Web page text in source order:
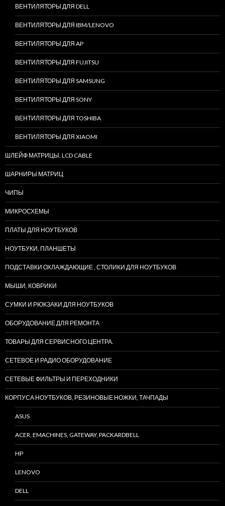
ВЕНТИЛЯТОРЫ ДЛЯ DELL
ВЕНТИЛЯТОРЫ ДЛЯ IBM/LENOVO
ВЕНТИЛЯТОРЫ ДЛЯ AP
ВЕНТИЛЯТОРЫ ДЛЯ FUJITSU
ВЕНТИЛЯТОРЫ ДЛЯ SAMSUNG
ВЕНТИЛЯТОРЫ ДЛЯ SONY
ВЕНТИЛЯТОРЫ ДЛЯ TOSHIBA
ВЕНТИЛЯТОРЫ ДЛЯ XIAOMI
ШЛЕЙФ МАТРИЦЫ, LCD CABLE
ШАРНИРЫ МАТРИЦ
ЧИПЫ
МИКРОСХЕМЫ
ПЛАТЫ ДЛЯ НОУТБУКОВ
НОУТБУКИ, ПЛАНШЕТЫ
ПОДСТАВКИ ОХЛАЖДАЮЩИЕ , СТОЛИКИ ДЛЯ НОУТБУКОВ
МЫШИ, КОВРИКИ
СУМКИ И РЮКЗАКИ ДЛЯ НОУТБУКОВ
ОБОРУДОВАНИЕ ДЛЯ РЕМОНТА
ТОВАРЫ ДЛЯ СЕРВИСНОГО ЦЕНТРА.
СЕТЕВОЕ И РАДИО ОБОРУДОВАНИЕ
СЕТЕВЫЕ ФИЛЬТРЫ И ПЕРЕХОДНИКИ
КОРПУСА НОУТБУКОВ, РЕЗИНОВЫЕ НОЖКИ, ТАЧПАДЫ
ASUS
ACER, EMACHINES, GATEWAY, PACKARDBELL
HP
LENOVO
DELL